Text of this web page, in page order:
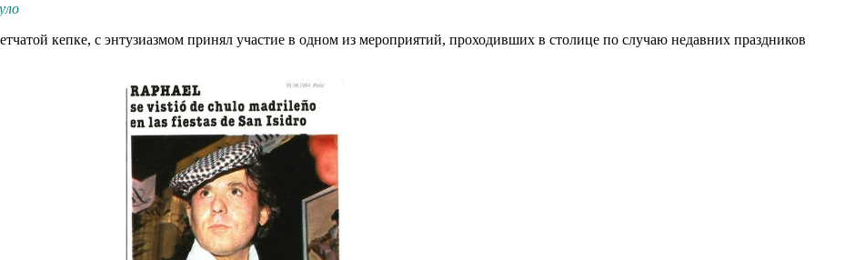
кепке, с энтузиазмом принял участие в одном из мероприятий, проходивших в столице по случаю недавних праздников